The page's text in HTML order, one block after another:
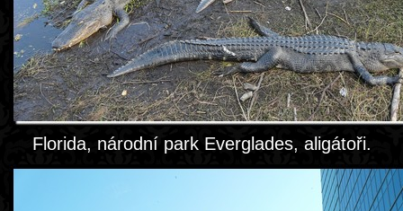
Florida, národní park Everglades, aligátoři.